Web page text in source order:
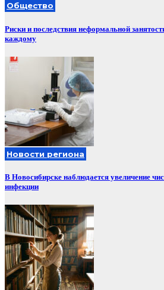
Общество
Риски и последствия неформальной
каждому
Новости региона
В Новосибирске наблюдается увеличение
инфекции